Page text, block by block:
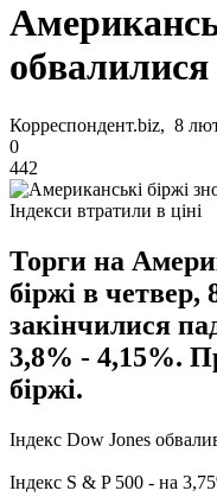
обвалилися
Корреспондент.biz, 8
0
442
Індекси втратили в ціні
Торги на
біржі в четвер,
закінчилися
3,8% - 4,15%.
біржі.
Індекс Dow Jones
Індекс S & P 500 - на